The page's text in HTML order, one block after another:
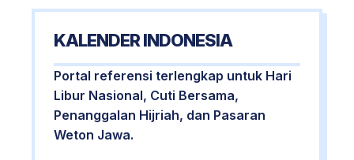
KALENDER INDONESIA
Portal referensi terlengkap untuk Hari
Libur Nasional, Cuti Bersama,
Penanggalan Hijriah, dan Pasaran
Weton Jawa.